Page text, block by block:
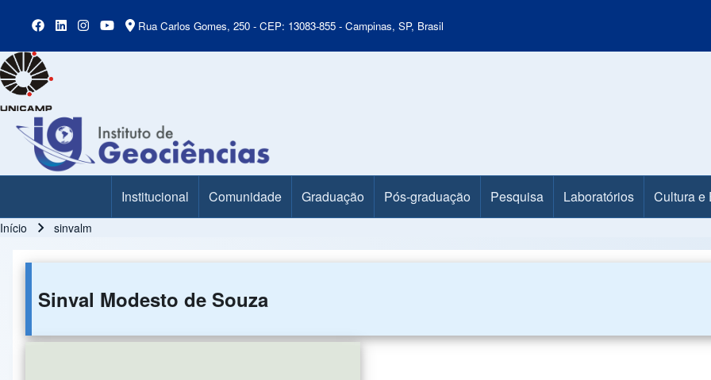
Rua Carlos Gomes, 250 - CEP: 13083-855 - Campinas, SP, Brasil
Main MenuInstitucional Comunidade Graduação Pós-graduação Pesquisa Laboratórios Cultura e
Trilha de navegação
Início sinvalm
Sinval Modesto de Souza